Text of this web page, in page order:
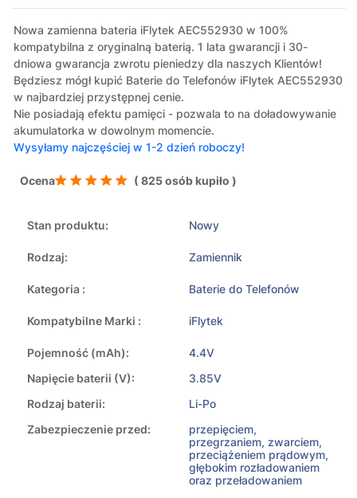
Nowa zamienna bateria iFlytek AEC552930 w 100%
kompatybilna z oryginalną baterią. 1 lata gwarancji i 30-
dniowa gwarancja zwrotu pieniedzy dla naszych Klientów!
Będziesz mógł kupić Baterie do Telefonów iFlytek AEC552930
w najbardziej przystępnej cenie.
Nie posiadają efektu pamięci - pozwala to na doładowywanie
akumulatorka w dowolnym momencie.
Wysyłamy najczęściej w 1-2 dzień roboczy!
Ocena ( 825 osób kupiło )
Stan produktu: Nowy
Rodzaj: Zamiennik
Kategoria : Baterie do Telefonów
Kompatybilne Marki : iFlytek
Pojemność (mAh):
4.4V
Napięcie baterii (V):
3.85V
Rodzaj baterii:
Li-Po
Zabezpieczenie przed:
przepięciem,
przegrzaniem, zwarciem,
przeciążeniem prądowym,
głębokim rozładowaniem
oraz przeładowaniem